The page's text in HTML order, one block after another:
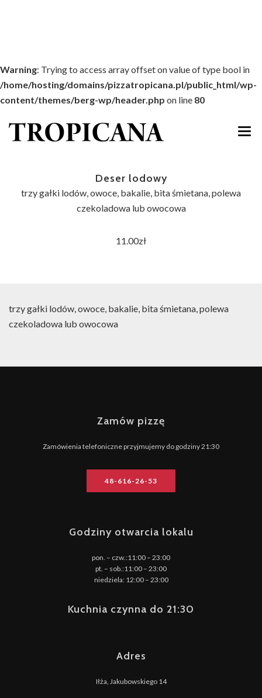
Warning: Trying to access array offset on value of type bool in
/home/hosting/domains/pizzatropicana.pl/public_html/wp-
content/themes/berg-wp/header.php on line 80
MENU
AKTUALNOŚCI
Deser lodowy
trzy gałki lodów, owoce, bakalie, bita śmietana, polewa
czekoladowa lub owocowa
11.00zł
trzy gałki lodów, owoce, bakalie, bita śmietana, polewa
czekoladowa lub owocowa
Zamów pizzę
Zamówienia telefoniczne przyjmujemy do godziny 21:30
48-616-26-53
Godziny otwarcia lokalu
pon. – czw.:11:00 – 23:00
pt. – sob.:11:00 – 23:00
niedziela: 12:00 – 23:00
Kuchnia czynna do 21:30
Adres
Iłża, Jakubowskiego 14